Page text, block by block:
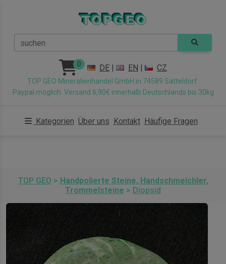
suchen
0 DE | EN | CZ
TOP GEO Mineralienhandel GmbH in 74589 Satteldorf.
Paypal möglich. Versand 6,90€ innerhalb Deutschlands bis 30kg
Kategorien Über uns Kontakt Häufige Fragen
TOP GEO > Handpolierte Steine, Handschmeichler,
Trommelsteine > Diopsid